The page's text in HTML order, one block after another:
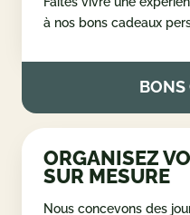
OFFREZ UN
Faites vivre une
BONS